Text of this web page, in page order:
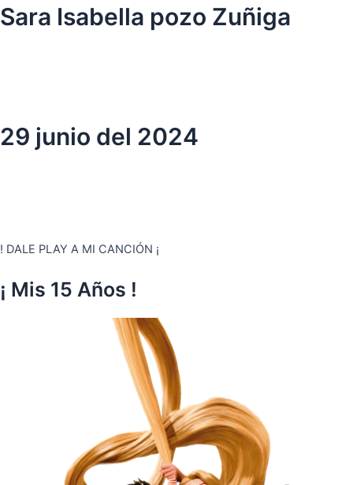
Ir
al
Sara Isabella pozo Zuñiga
29 junio del 2024
! DALE PLAY A MI CANCIÓN ¡
¡ Mis 15 Años !